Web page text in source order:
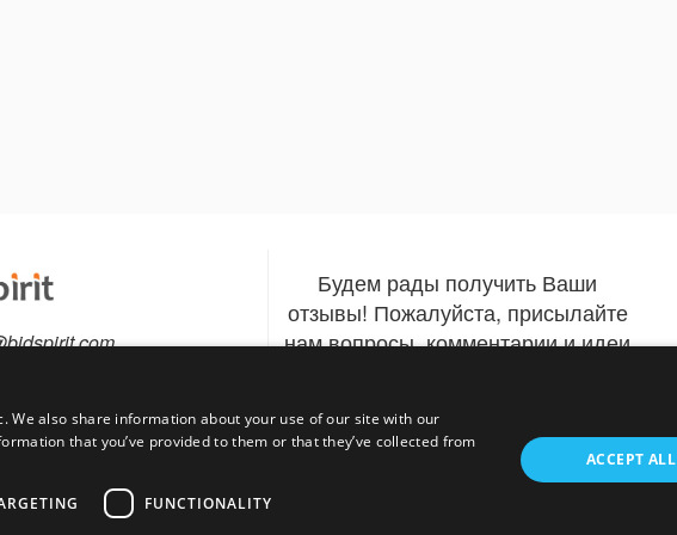
Будем рады получить Ваши
отзывы! Пожалуйста, присылайте
нам вопросы, комментарии и идеи
на продажу?
Следовать
Установите приложение
We also share information about your use of our site with our
that you’ve provided to them or that they’ve collected from
FUNCTIONALITY
ACCEPT ALL